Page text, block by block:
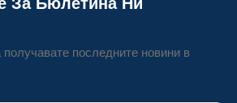
последните новини в